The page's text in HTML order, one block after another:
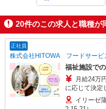
20件のこの求人と職種が
正社員
株式会社HITOWA フードサービ
福祉施設で
月給24万円〜28万円
に応じて決定
イリーゼ